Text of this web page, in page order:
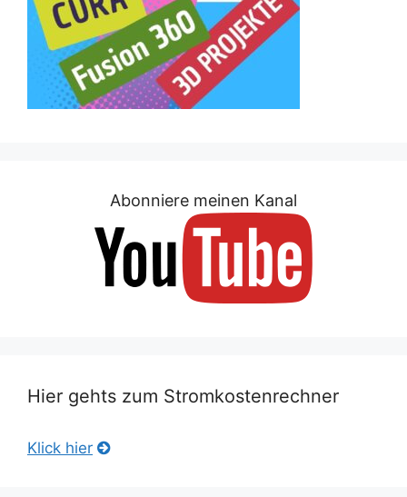
Abonniere meinen Kanal
Hier gehts zum Stromkostenrechner
Klick hier